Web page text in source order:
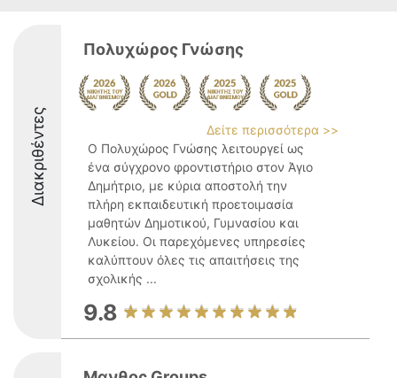
Διακριθέντες
Πολυχώρος Γνώσης
Δείτε περισσότερα >>
Ο Πολυχώρος Γνώσης λειτουργεί ως
ένα σύγχρονο φροντιστήριο στον Άγιο
Δημήτριο, με κύρια αποστολή την
πλήρη εκπαιδευτική προετοιμασία
μαθητών Δημοτικού, Γυμνασίου και
Λυκείου. Οι παρεχόμενες υπηρεσίες
καλύπτουν όλες τις απαιτήσεις της
σχολικής ...
9.8